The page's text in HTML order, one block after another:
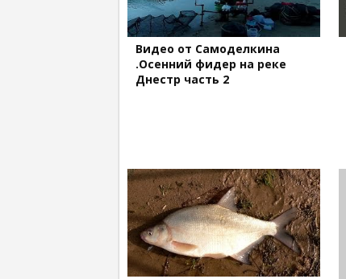
Видео от Самоделкина
.Осенний фидер на реке
Днестр часть 2